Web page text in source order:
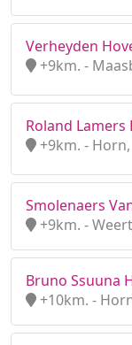
Verheyden
+9km. -
Roland Lamers
+9km. -
Smolenaers
+9km. -
Bruno Ssuuna
+10km. -